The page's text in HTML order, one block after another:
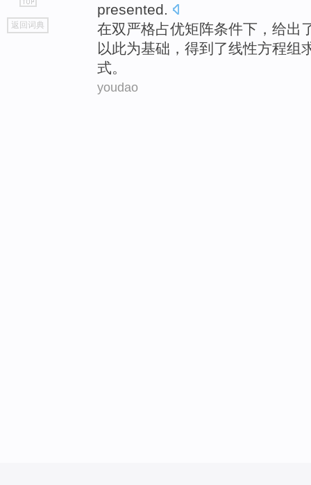
go
top
返回词典
presented.
在双严格占优矩阵条件下，给出
以此为基础，得到了线性方程组
式。
youdao